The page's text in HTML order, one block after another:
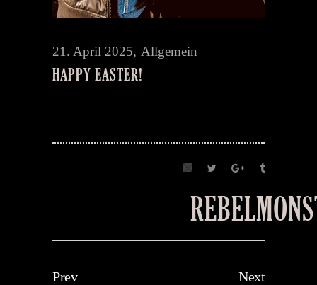
21. April 2025 Allgemein
HAPPY EASTER!
Prev Next